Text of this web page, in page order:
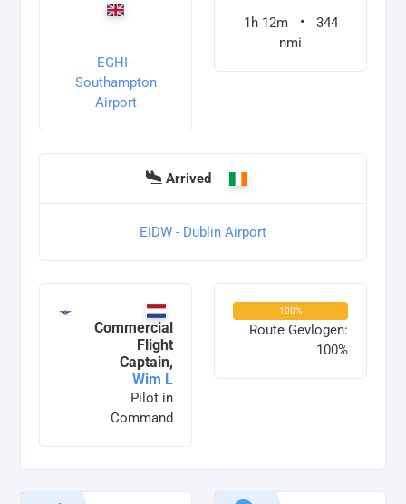
EGHI -
Southampton
Airport
1h 12m
344
nmi
Arrived
EIDW - Dublin Airport
Commercial
Flight
Captain,
Wim L
Pilot in
Command
100%
Route Gevlogen:
100%